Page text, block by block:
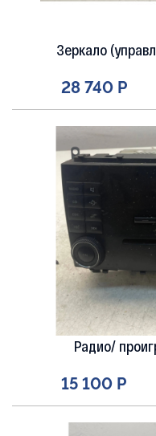
Зеркало
28 740 Р
Радио/
15 100 Р